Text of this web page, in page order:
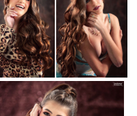
Guardar